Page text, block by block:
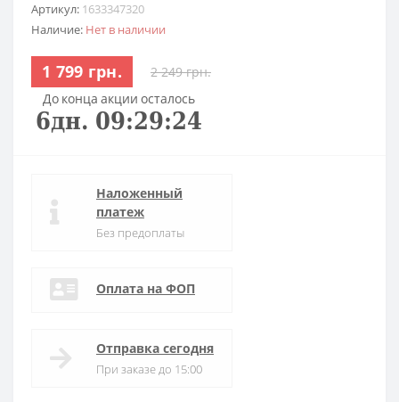
Артикул: 1633347320
Наличие: Нет в наличии
1 799 грн.
2 249 грн.
До конца акции осталось
6дн. 09:29:23
Наложенный
платеж
Без предоплаты
Оплата на ФОП
Отправка сегодня
При заказе до 15:00